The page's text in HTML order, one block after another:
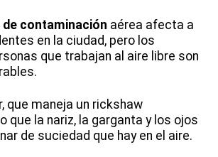
contaminación aérea afecta a
en la ciudad, pero los
que trabajan al aire libre son
que maneja un rickshaw
que la nariz, la garganta y los ojos
de suciedad que hay en el aire.